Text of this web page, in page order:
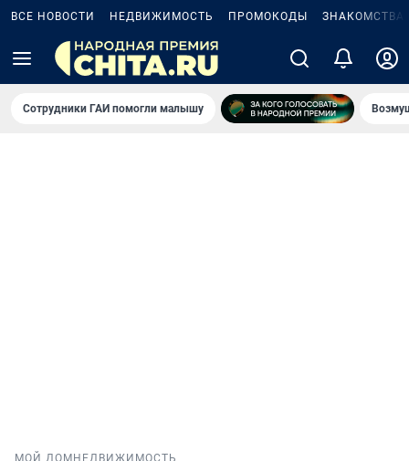
ВСЕ НОВОСТИ НЕДВИЖИМОСТЬ ПРОМОКОДЫ ЗНАКОМСТВА
Сотрудники ГАИ помогли малышу
МОЙ ДОМ НЕДВИЖИМОСТЬ